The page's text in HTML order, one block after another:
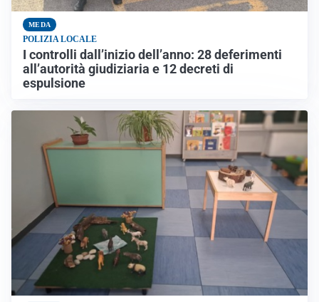
MEDA
POLIZIA LOCALE
I controlli dall’inizio dell’anno: 28 deferimenti
all’autorità giudiziaria e 12 decreti di
espulsione